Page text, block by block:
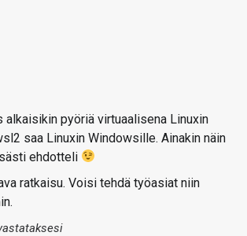
alkaisikin pyöriä virtuaalisena Linuxin
saa Linuxin Windowsille. Ainakin näin
ehdotteli
ratkaisu. Voisi tehdä työasiat niin